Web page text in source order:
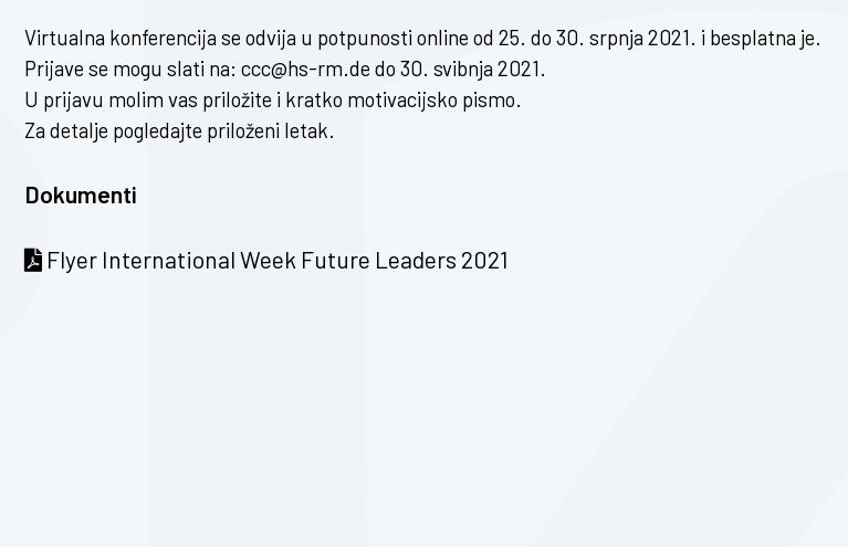
Virtualna konferencija se odvija u potpunosti online od 25. do 30. srpnja 2021. i besplatna je.
Prijave se mogu slati na: ccc@hs-rm.de do 30. svibnja 2021.
U prijavu molim vas priložite i kratko motivacijsko pismo.
Za detalje pogledajte priloženi letak.
Dokumenti
Flyer International Week Future Leaders 2021